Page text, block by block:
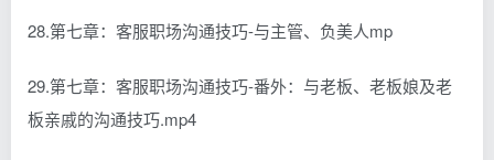
28.第七章：客服职场沟通技巧-与主管、负美人mp
29.第七章：客服职场沟通技巧-番外：与老板、老板娘及老
板亲戚的沟通技巧.mp4